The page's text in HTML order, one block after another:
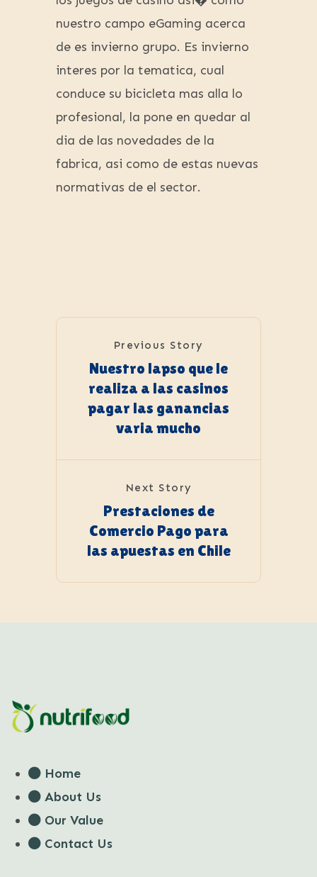
nuestro campo eGaming acerca
de es invierno grupo. Es invierno
interes por la tematica, cual
conduce su bicicleta mas alla lo
profesional, la pone en quedar al
dia de las novedades de la
fabrica, asi como de estas nuevas
normativas de el sector.
Previous Story
Nuestro lapso que le
realiza a las casinos
pagar las ganancias
varia mucho
Next Story
Prestaciones de
Comercio Pago para
las apuestas en Chile
Home
About Us
Our Value
Contact Us